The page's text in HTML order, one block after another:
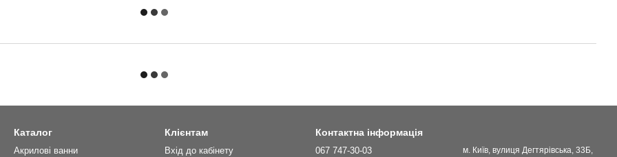
Каталог
Акрилові ванни
Клієнтам
Вхід до кабінету
Контактна інформація
067 747-30-03
м. Київ, вулиця Дегтярівська, 33Б,